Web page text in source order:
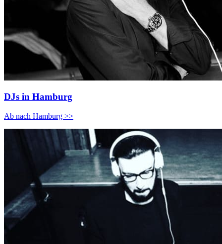
DJs in Hamburg
Ab nach Hamburg >>